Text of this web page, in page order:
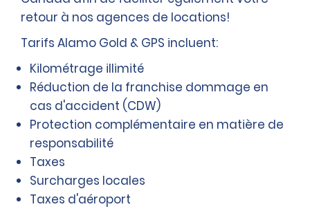
retour à nos agences de locations!
Tarifs Alamo Gold & GPS incluent:
Kilométrage illimité
Réduction de la franchise dommage en
cas d'accident (CDW)
Protection complémentaire en matière de
responsabilité
Taxes
Surcharges locales
Taxes d'aéroport